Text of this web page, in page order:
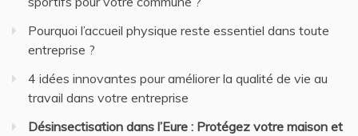
Pourquoi l’accueil physique reste essentiel dans toute
entreprise ?
4 idées innovantes pour améliorer la qualité de vie au
travail dans votre entreprise
Désinsectisation dans l’Eure : Protégez votre maison et